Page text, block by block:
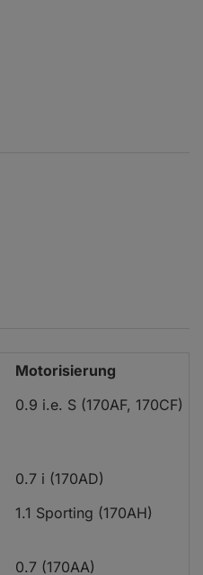
Motorisierung
0.9 i.e. S (170AF, 170CF)
0.7 i (170AD)
1.1 Sporting (170AH)
0.7 (170AA)